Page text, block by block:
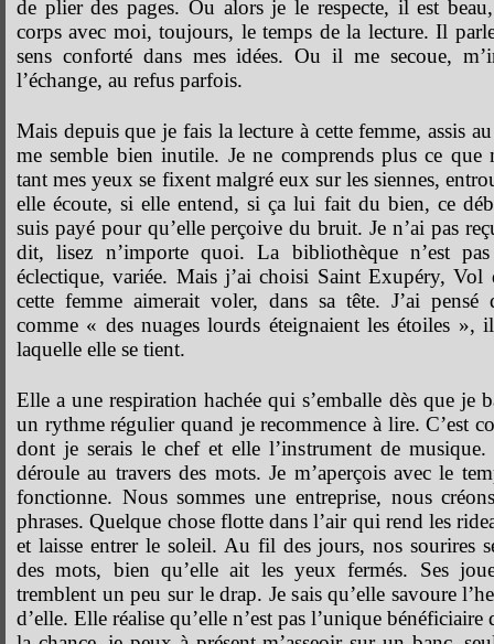
de plier des pages. Ou alors je le respecte, il est
corps avec moi, toujours, le temps de la lecture. Il
sens conforté dans mes idées. Ou il me secoue,
l’échange, au refus parfois.
Mais depuis que je fais la lecture à cette femme, assis
me semble bien inutile. Je ne comprends plus ce que
tant mes yeux se fixent malgré eux sur les siennes,
elle écoute, si elle entend, si ça lui fait du bien, ce
suis payé pour qu’elle perçoive du bruit. Je n’ai pas
dit, lisez n’importe quoi. La bibliothèque n’est
éclectique, variée. Mais j’ai choisi Saint Exupéry, Vol
cette femme aimerait voler, dans sa tête. J’ai pensé
comme « des nuages lourds éteignaient les étoiles »,
laquelle elle se tient.
Elle a une respiration hachée qui s’emballe dès que je
un rythme régulier quand je recommence à lire. C’est
dont je serais le chef et elle l’instrument de
déroule au travers des mots. Je m’aperçois avec le
fonctionne. Nous sommes une entreprise, nous
phrases. Quelque chose flotte dans l’air qui rend les
et laisse entrer le soleil. Au fil des jours, nos sourires
des mots, bien qu’elle ait les yeux fermés. Ses
tremblent un peu sur le drap. Je sais qu’elle savoure
d’elle. Elle réalise qu’elle n’est pas l’unique bénéficiaire